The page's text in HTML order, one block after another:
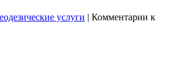
услуги | Комментарии к